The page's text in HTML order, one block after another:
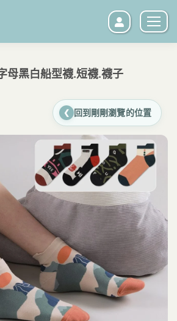
母黑白船型襪.短襪.襪子
❮ 回到剛剛瀏覽的位置